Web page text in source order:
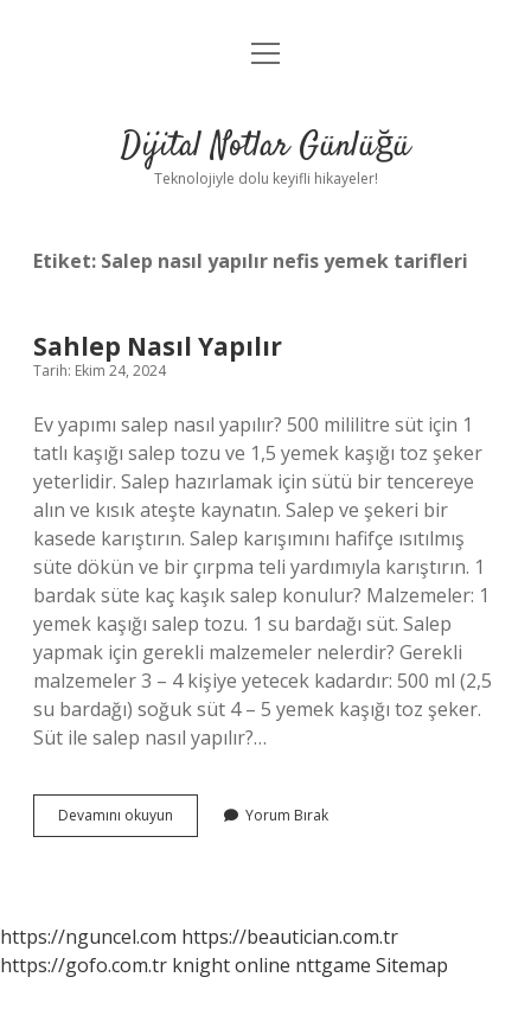
Anasayfa
Yasal Uyarı
menüyü
Dijital Notlar Günlüğü
Teknolojiyle dolu keyifli hikayeler!
Etiket: Salep nasıl yapılır nefis yemek tarifleri
Sahlep Nasıl Yapılır
Tarih: Ekim 24, 2024
Ev yapımı salep nasıl yapılır? 500 mililitre süt için 1
tatlı kaşığı salep tozu ve 1,5 yemek kaşığı toz şeker
yeterlidir. Salep hazırlamak için sütü bir tencereye
alın ve kısık ateşte kaynatın. Salep ve şekeri bir
kasede karıştırın. Salep karışımını hafifçe ısıtılmış
süte dökün ve bir çırpma teli yardımıyla karıştırın. 1
bardak süte kaç kaşık salep konulur? Malzemeler: 1
yemek kaşığı salep tozu. 1 su bardağı süt. Salep
yapmak için gerekli malzemeler nelerdir? Gerekli
malzemeler 3 – 4 kişiye yetecek kadardır: 500 ml (2,5
su bardağı) soğuk süt 4 – 5 yemek kaşığı toz şeker.
Süt ile salep nasıl yapılır?…
Devamını okuyun
Nasıl
Yorum Bırak
https://nguncel.com https://beautician.com.tr
https://gofo.com.tr knight online nttgame Sitemap